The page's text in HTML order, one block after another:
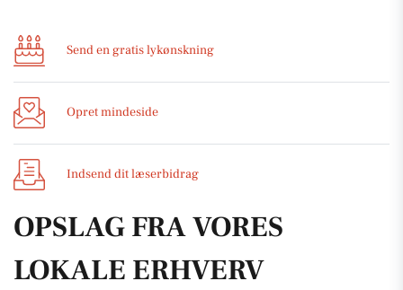
Send en gratis lykønskning
Opret mindeside
Indsend dit læserbidrag
OPSLAG FRA VORES
LOKALE ERHVERV